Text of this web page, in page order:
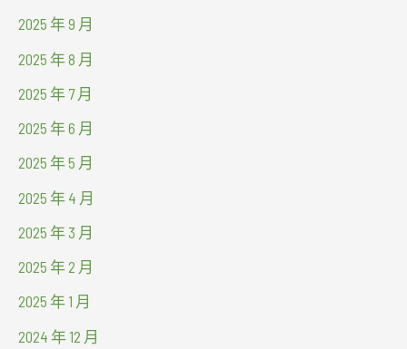
2025 年 9 月
2025 年 8 月
2025 年 7 月
2025 年 6 月
2025 年 5 月
2025 年 4 月
2025 年 3 月
2025 年 2 月
2025 年 1 月
2024 年 12 月